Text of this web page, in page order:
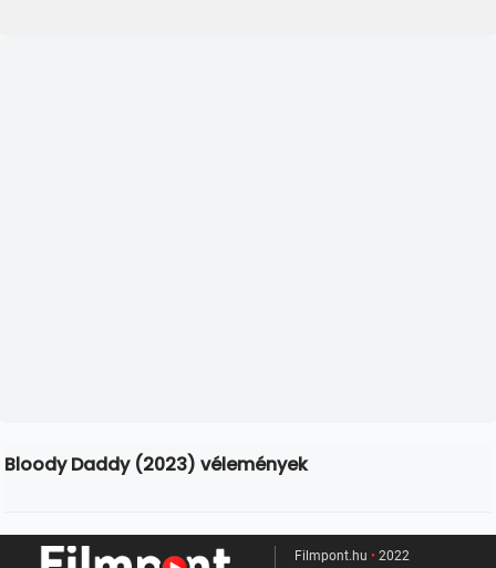
Bloody Daddy (2023) vélemények
Filmpont.hu• 2022